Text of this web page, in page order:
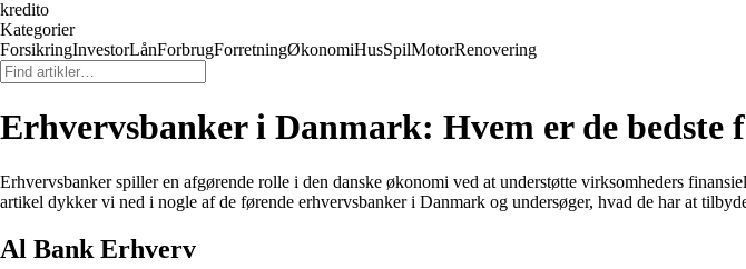
kredito
Kategorier
ForsikringInvestorLånForbrugForretningØkonomiHusSpilMotorRenovering
Erhvervsbanker i Danmark: Hvem er de bedste
Erhvervsbanker spiller en afgørende rolle i den danske økonomi ved at understøtte virksomheders
artikel dykker vi ned i nogle af de førende erhvervsbanker i Danmark og undersøger, hvad de har at
Al Bank Erhverv